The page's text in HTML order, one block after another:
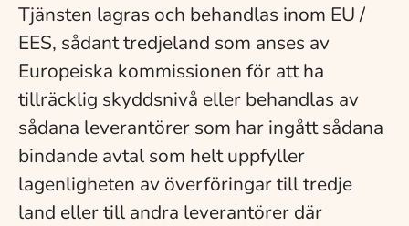
Tjänsten lagras och behandlas inom EU /
EES, sådant tredjeland som anses av
Europeiska kommissionen för att ha
tillräcklig skyddsnivå eller behandlas av
sådana leverantörer som har ingått sådana
bindande avtal som helt uppfyller
lagenligheten av överföringar till tredje
land eller till andra leverantörer där